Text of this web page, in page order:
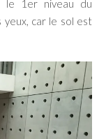
le 1er niveau du
yeux, car le sol est